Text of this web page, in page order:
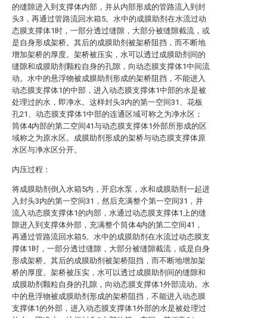
的缝隙进入到支撑体内部，并从内部形成的管路流入到封
头3，再通过管路流回水箱5。水中的成膜助剂在水流过动
态膜支撑体1时，一部分透过缝隙，大部分被缝隙截流，或
是自身形成架桥。其后的成膜助剂被架桥阻挡，而不断地
增加架桥的厚度。架桥被压实，水可以透过成膜助剂间的
缝隙和成膜助剂颗粒自身的孔隙，向动态膜支撑体1中间流
动。水中的悬浮物被成膜助剂形成的架桥阻挡，不能进入
动态膜支撑体1的中部，进入动态膜支撑体1中部的水是被
处理过的水，即净水。这样封头3内的第一空间31、花板
孔21、动态膜支撑体1中部的连通区域可称之为净水区；
筒体4内部的第二空间41与动态膜支撑体1外部所形成的区
域称之为原水区。成膜助剂形成的架桥与动态膜支撑体原
水区与净水区分开。
内压过程：
将成膜助剂倒入水箱5内，开启水泵，水和成膜助剂一起进
入封头3内的第一空间31，然后充满整个第一空间31，并
流入动态膜支撑体1的内部，水通过动态膜支撑体1上的缝
隙进入到支撑体外部，充满整个筒体4内的第二空间41，
再通过管路流回水箱5。水中的成膜助剂在水流过动态膜支
撑体1时，一部分透过缝隙，大部分被缝隙截流，或是自身
形成架桥。其后的成膜助剂被架桥阻挡，而不断地增加架
桥的厚度。架桥被压实，水可以透过成膜助剂间的缝隙和
成膜助剂颗粒自身的孔隙，向动态膜支撑体1外部流动。水
中的悬浮物被成膜助剂形成的架桥阻挡，不能进入动态膜
支撑体1的外部，进入动态膜支撑体1外部的水是被处理过